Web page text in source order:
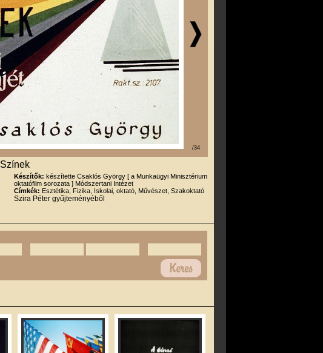
/34
Színek
Készítők: készítette Csaklós György [ a Munkaügyi Minisztérium
oktatófilm sorozata ] Módszertani Intézet
Címkék: Esztétika, Fizika, Iskolai, oktató, Művészet, Szakoktató
Szira Péter gyűjteményéből